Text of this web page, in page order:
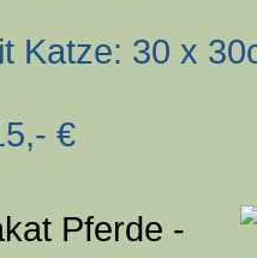
Katze: 30 x
€